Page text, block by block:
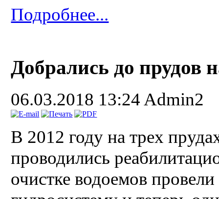
Подробнее...
Добрались до прудов
06.03.2018 13:24 Admin2
В 2012 году на трех
проводились
очистке водоемов